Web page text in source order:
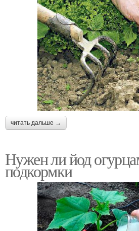
читать дальше →
Нужен ли йод
подкормки